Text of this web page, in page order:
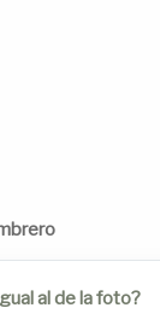
al de la foto?